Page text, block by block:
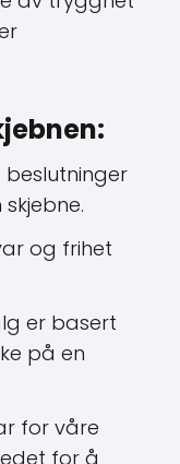
beslutninger
og frihet
er basert
på en
for våre
for å